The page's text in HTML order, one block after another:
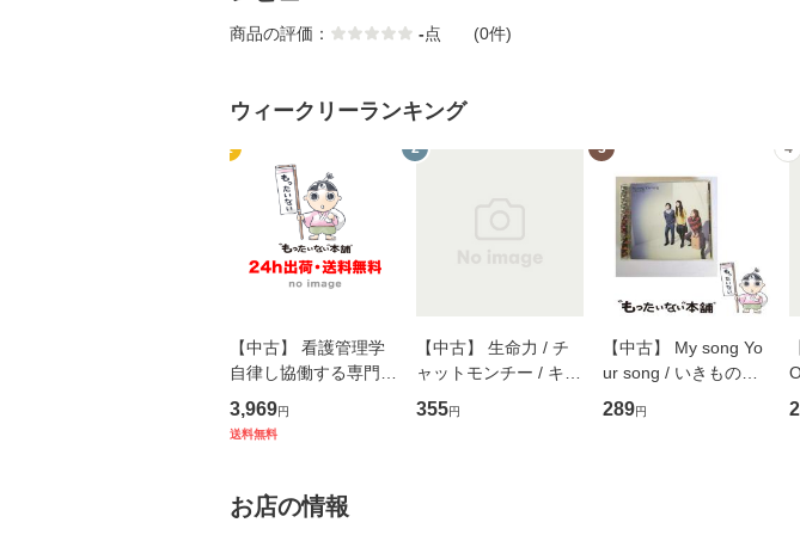
商品の評価： -点 (0件)
ウィークリーランキング
1
【中古】 看護管理学
自律し協働する専門職
の看護マネジメントス
キル 改訂第3版 (看護
堂 [単行
3,969円
送料無料
2
【中古】 生命力 / チ
ャットモンチー / キュ
ーンレコード [CD]
【メール便送料無料】
355円
3
【中古】 My song Yo
ur song / いきものが
かり / [CD]【メール便
送料無料】
289円
4
お店の情報